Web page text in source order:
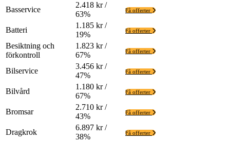
Basservice
2.418 kr /
63%
Få offerter
Batteri
1.185 kr /
19%
Få offerter
Besiktning och
förkontroll
1.823 kr /
67%
Få offerter
Bilservice
3.456 kr /
47%
Få offerter
Bilvård
1.180 kr /
67%
Få offerter
Bromsar
2.710 kr /
43%
Få offerter
Dragkrok
6.897 kr /
38%
Få offerter